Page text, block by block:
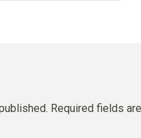
Required fields